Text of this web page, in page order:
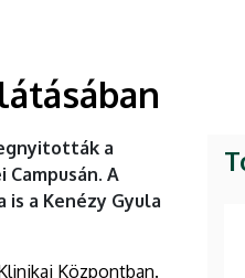
a
A
a Kenézy Gyula
Központban.